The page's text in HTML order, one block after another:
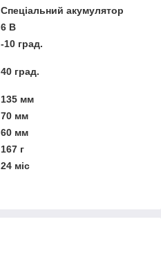
Спеціальний акумулятор
6 В
-10 град.
40 град.
135 мм
70 мм
60 мм
167 г
24 міс